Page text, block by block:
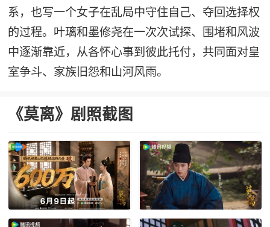
系，也写一个女子在乱局中守住自己、夺回选择权
的过程。叶璃和墨修尧在一次次试探、围堵和风波
中逐渐靠近，从各怀心事到彼此托付，共同面对皇
室争斗、家族旧怨和山河风雨。
《莫离》剧照截图